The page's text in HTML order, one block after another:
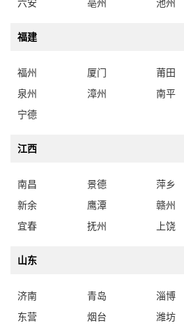
福建
福州 厦门 莆田
泉州
漳州 南平
宁德
江西
南昌 景德 萍乡
新余
鹰潭 赣州
宜春
抚州 上饶
山东
济南 青岛 淄博
东营
烟台 潍坊